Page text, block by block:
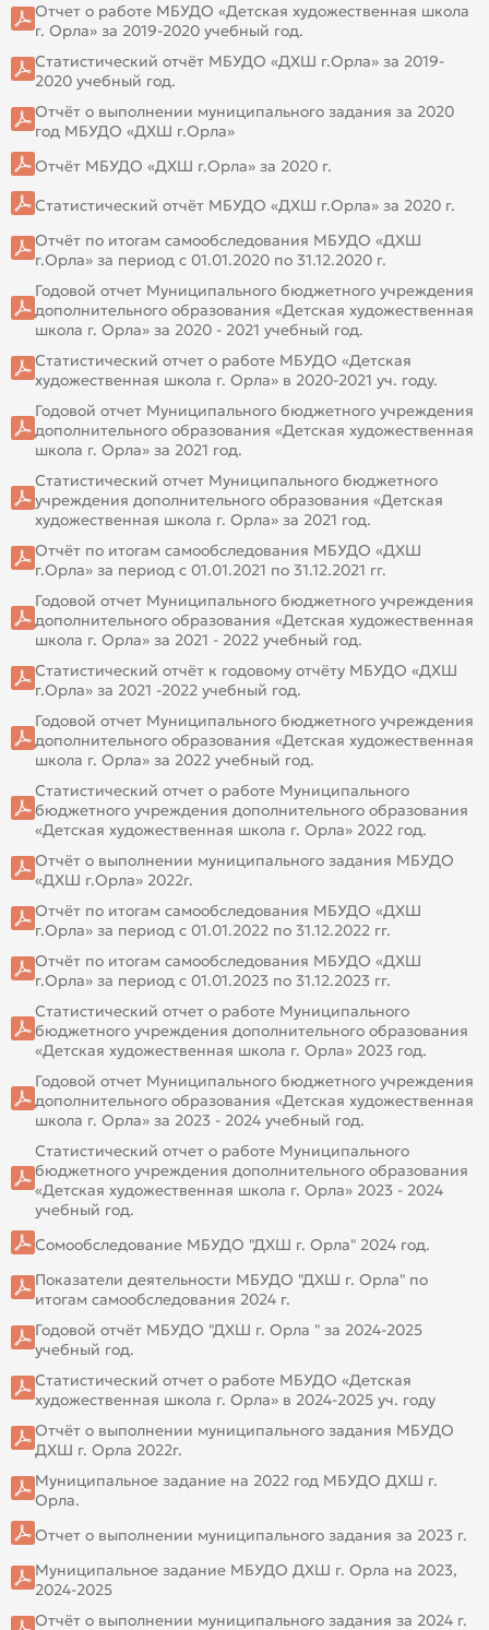
Отчет о работе МБУДО «Детская художественная школа
г. Орла» за 2019-2020 учебный год.
Статистический отчёт МБУДО «ДХШ г.Орла» за 2019-
2020 учебный год.
Отчёт о выполнении муниципального задания за 2020
год МБУДО «ДХШ г.Орла»
Отчёт МБУДО «ДХШ г.Орла» за 2020 г.
Статистический отчёт МБУДО «ДХШ г.Орла» за 2020 г.
Отчёт по итогам самообследования МБУДО «ДХШ
г.Орла» за период с 01.01.2020 по 31.12.2020 г.
Годовой отчет Муниципального бюджетного учреждения
дополнительного образования «Детская художественная
школа г. Орла» за 2020 - 2021 учебный год.
Статистический отчет о работе МБУДО «Детская
художественная школа г. Орла» в 2020-2021 уч. году.
Годовой отчет Муниципального бюджетного учреждения
дополнительного образования «Детская художественная
школа г. Орла» за 2021 год.
Статистический отчет Муниципального бюджетного
учреждения дополнительного образования «Детская
художественная школа г. Орла» за 2021 год.
Отчёт по итогам самообследования МБУДО «ДХШ
г.Орла» за период с 01.01.2021 по 31.12.2021 гг.
Годовой отчет Муниципального бюджетного учреждения
дополнительного образования «Детская художественная
школа г. Орла» за 2021 - 2022 учебный год.
Статистический отчёт к годовому отчёту МБУДО «ДХШ
г.Орла» за 2021 -2022 учебный год.
Годовой отчет Муниципального бюджетного учреждения
дополнительного образования «Детская художественная
школа г. Орла» за 2022 учебный год.
Статистический отчет о работе Муниципального
бюджетного учреждения дополнительного образования
«Детская художественная школа г. Орла» 2022 год.
Отчёт о выполнении муниципального задания МБУДО
«ДХШ г.Орла» 2022г.
Отчёт по итогам самообследования МБУДО «ДХШ
г.Орла» за период с 01.01.2022 по 31.12.2022 гг.
Отчёт по итогам самообследования МБУДО «ДХШ
г.Орла» за период с 01.01.2023 по 31.12.2023 гг.
Статистический отчет о работе Муниципального
бюджетного учреждения дополнительного образования
«Детская художественная школа г. Орла» 2023 год.
Годовой отчет Муниципального бюджетного учреждения
дополнительного образования «Детская художественная
школа г. Орла» за 2023 - 2024 учебный год.
Статистический отчет о работе Муниципального
бюджетного учреждения дополнительного образования
«Детская художественная школа г. Орла» 2023 - 2024
учебный год.
Сомообследование МБУДО "ДХШ г. Орла" 2024 год.
Показатели деятельности МБУДО "ДХШ г. Орла" по
итогам самообследования 2024 г.
Годовой отчёт МБУДО "ДХШ г. Орла " за 2024-2025
учебный год.
Статистический отчет о работе МБУДО «Детская
художественная школа г. Орла» в 2024-2025 уч. году
Отчёт о выполнении муниципального задания МБУДО
ДХШ г. Орла 2022г.
Муниципальное задание на 2022 год МБУДО ДХШ г.
Орла.
Отчет о выполнении муниципального задания за 2023 г.
Муниципальное задание МБУДО ДХШ г. Орла на 2023,
2024-2025
Отчёт о выполнении муниципального задания за 2024 г.